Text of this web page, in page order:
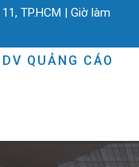
TP.HCM | Giờ làm